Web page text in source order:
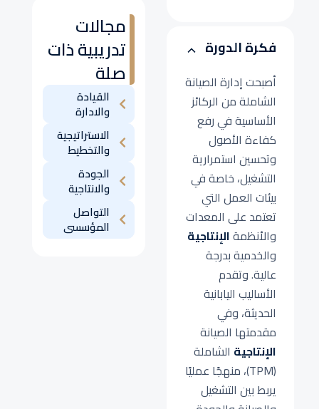
مجالات
تدريبية ذات
صلة
القيادة
والادارة
الاستراتيجية
والتخطيط
الجودة
والانتاجية
التواصل
المؤسسى
فكرة الدورة
أصبحت إدارة الصيانة
الشاملة من الركائز
الأساسية في رفع
كفاءة الأصول
وتحسين استمرارية
التشغيل، خاصة في
بيئات العمل التي
تعتمد على المعدات
والأنظمةالإنتاجية
والخدمية بدرجة
عالية. وتقدم
الأساليب اليابانية
الحديثة، وفي
مقدمتها الصيانة
الإنتاجية الشاملة
(TPM)، منهجًا عمليًا
يربط بين التشغيل